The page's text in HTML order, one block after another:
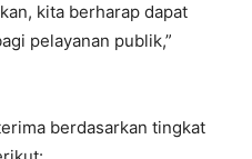
kita berharap dapat
pelayanan publik,”
berdasarkan tingkat